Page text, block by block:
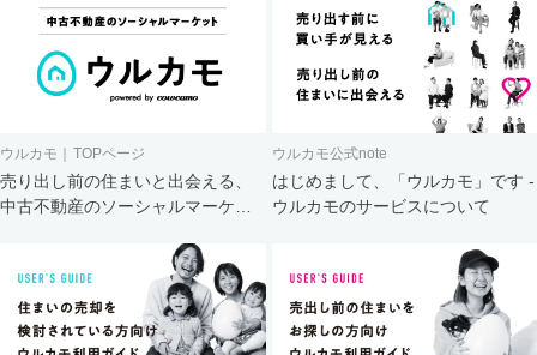
ウルカモ｜TOPページ
売り出し前の住まいと出会える、
中古不動産のソーシャルマーケッ
ウルカモ公式note
はじめまして、「ウルカモ」です -
ウルカモのサービスについて